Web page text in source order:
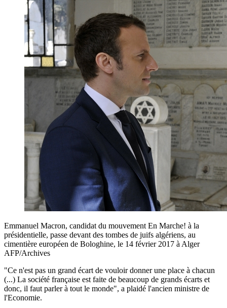
Emmanuel Macron, candidat du mouvement En Marche! à la
présidentielle, passe devant des tombes de juifs algériens, au
cimentière européen de Bologhine, le 14 février 2017 à Alger
AFP/Archives
"Ce n'est pas un grand écart de vouloir donner une place à chacun
(...) La société française est faite de beaucoup de grands écarts et
donc, il faut parler à tout le monde", a plaidé l'ancien ministre de
l'Economie.